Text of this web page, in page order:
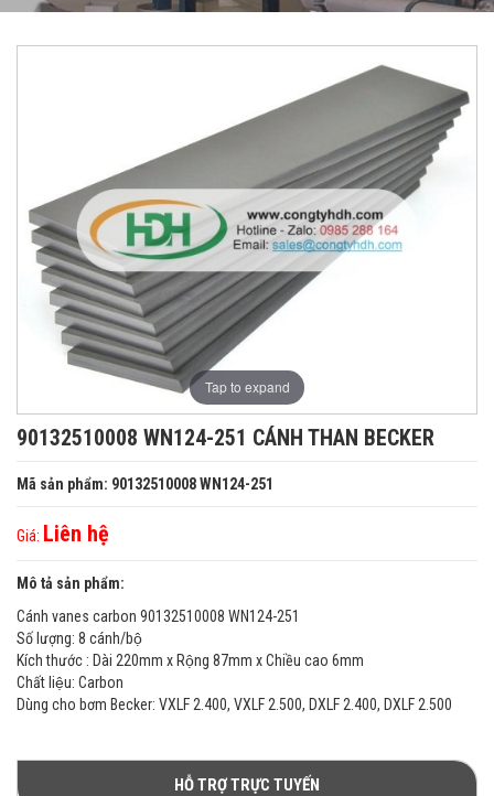
Tap to expand
90132510008 WN124-251 CÁNH THAN BECKER
Mã sản phẩm: 90132510008 WN124-251
Giá: Liên hệ
Mô tả sản phẩm:
Cánh vanes carbon 90132510008 WN124-251
Số lượng: 8 cánh/bộ
Kích thước : Dài 220mm x Rộng 87mm x Chiều cao 6mm
Chất liệu: Carbon
Dùng cho bơm Becker: VXLF 2.400, VXLF 2.500, DXLF 2.400, DXLF 2.500
HỖ TRỢ TRỰC TUYẾN